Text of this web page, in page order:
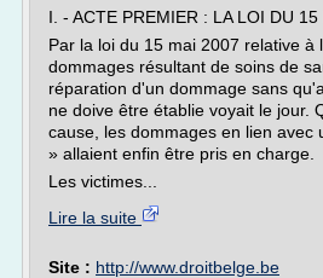
I. - ACTE PREMIER : LA LOI DU
Par la loi du 15 mai 2007 relative à
dommages résultant de soins de
réparation d'un dommage sans
ne doive être établie voyait le jour.
cause, les dommages en lien avec
» allaient enfin être pris en charge.
Les victimes...
Lire la suite
Site : http://www.droitbelge.be